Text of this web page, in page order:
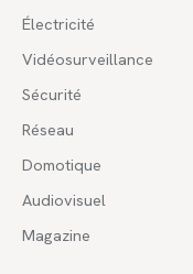
Électricité
Vidéosurveillance
Sécurité
Réseau
Domotique
Audiovisuel
Magazine